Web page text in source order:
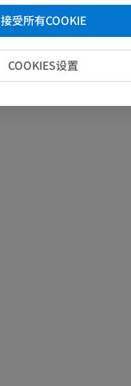
接受所有COOKIE
COOKIES设置